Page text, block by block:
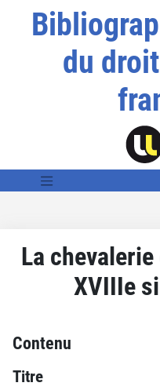
du
La
XVIIIe
Contenu
Titre